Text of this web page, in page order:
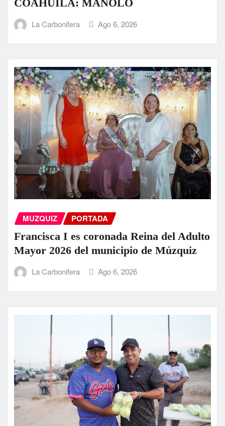
COAHUILA: MANOLO
La Carbonifera Ago 6, 2026
MUZQUIZ PORTADA
Francisca I es coronada Reina del Adulto
Mayor 2026 del municipio de Múzquiz
La Carbonifera Ago 6, 2026